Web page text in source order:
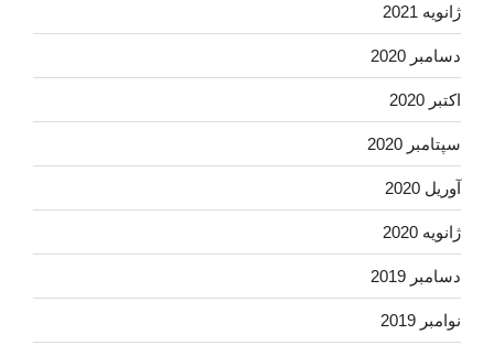
ژانویه 2021
دسامبر 2020
اکتبر 2020
سپتامبر 2020
آوریل 2020
ژانویه 2020
دسامبر 2019
نوامبر 2019